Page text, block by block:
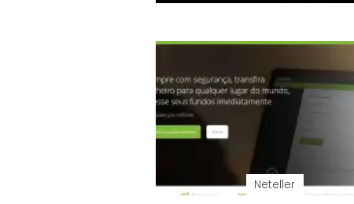
Neteller